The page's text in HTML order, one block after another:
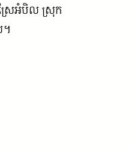
រែអំបិល ស្រុក
។